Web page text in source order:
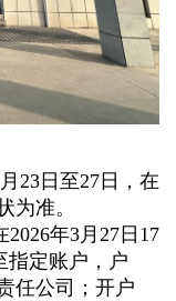
23日至27日，在
为准。
2026年3月27日17
指定账户，户
任公司；开户